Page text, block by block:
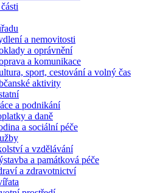
a nemovitosti
a oprávnění
a komunikace
sport, cestování a volný čas
aktivity
a podnikání
a daně
a sociální péče
a vzdělávání
a památková péče
a zdravotnictví